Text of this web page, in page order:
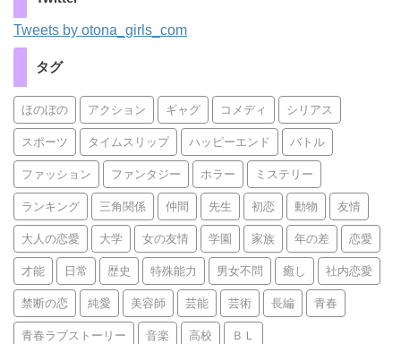
Tweets by otona_girls_com
タグ
ほのぼの アクション ギャグ コメディ シリアス
スポーツ タイムスリップ ハッピーエンド バトル
ファッション ファンタジー ホラー ミステリー
ランキング 三角関係 仲間 先生 初恋 動物 友情
大人の恋愛 大学 女の友情 学園 家族 年の差 恋愛
才能 日常 歴史 特殊能力 男女不問 癒し 社内恋愛
禁断の恋 純愛 美容師 芸能 芸術 長編 青春
青春ラブストーリー 音楽 高校 ＢＬ